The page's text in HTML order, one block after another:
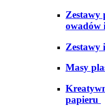
Zestawy
owadów
Zestawy
Masy
papieru